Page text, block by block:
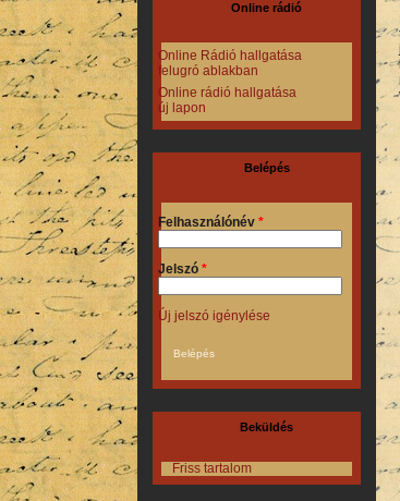
Online rádió
Online Rádió hallgatása
felugró ablakban
Online rádió hallgatása
új lapon
Belépés
Felhasználónév *
Jelszó *
Új jelszó igénylése
Beküldés
Friss tartalom